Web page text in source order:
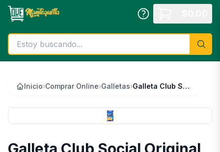
Saltar al contenido principal
Inicio›Comprar Online›Galletas› Galleta Club Social Original Nabisco 156 g